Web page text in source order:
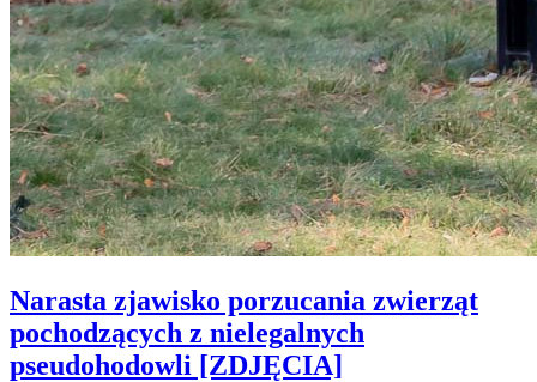
Narasta zjawisko porzucania zwierząt
pochodzących z nielegalnych
pseudohodowli [ZDJĘCIA]